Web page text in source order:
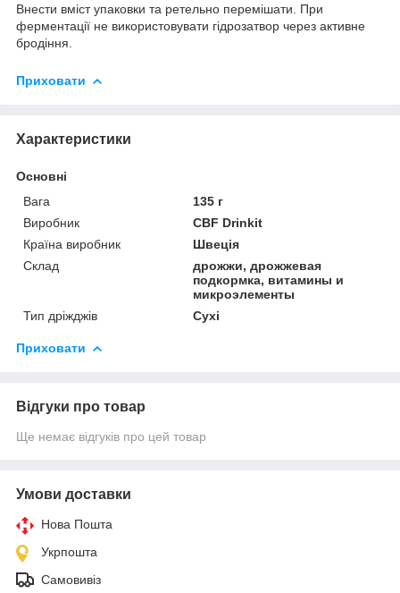
Внести вміст упаковки та ретельно перемішати. При
ферментації не використовувати гідрозатвор через активне
бродіння.
Приховати
Характеристики
Основні
Вага
135 г
Виробник
CBF Drinkit
Країна виробник
Швеція
Склад
дрожжи, дрожжевая
подкормка, витамины и
микроэлементы
Тип дріжджів
Сухі
Приховати
Відгуки про товар
Ще немає відгуків про цей товар
Умови доставки
Нова Пошта
Укрпошта
Самовивіз